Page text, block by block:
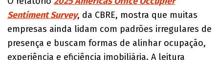
Sentiment Survey, da CBRE, mostra que muitas
empresas ainda lidam com padrões irregulares de
presença e buscam formas de alinhar ocupação,
experiência e eficiência imobiliária. A leitura